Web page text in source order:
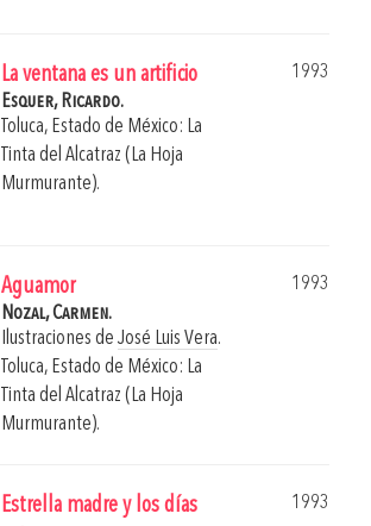
La ventana es un artificio
1993
Esquer, Ricardo.
Toluca, Estado de México: La
Tinta del Alcatraz (La Hoja
Murmurante).
Aguamor
1993
Nozal, Carmen.
Ilustraciones de José Luis Vera.
Toluca, Estado de México: La
Tinta del Alcatraz (La Hoja
Murmurante).
Estrella madre y los días
1993